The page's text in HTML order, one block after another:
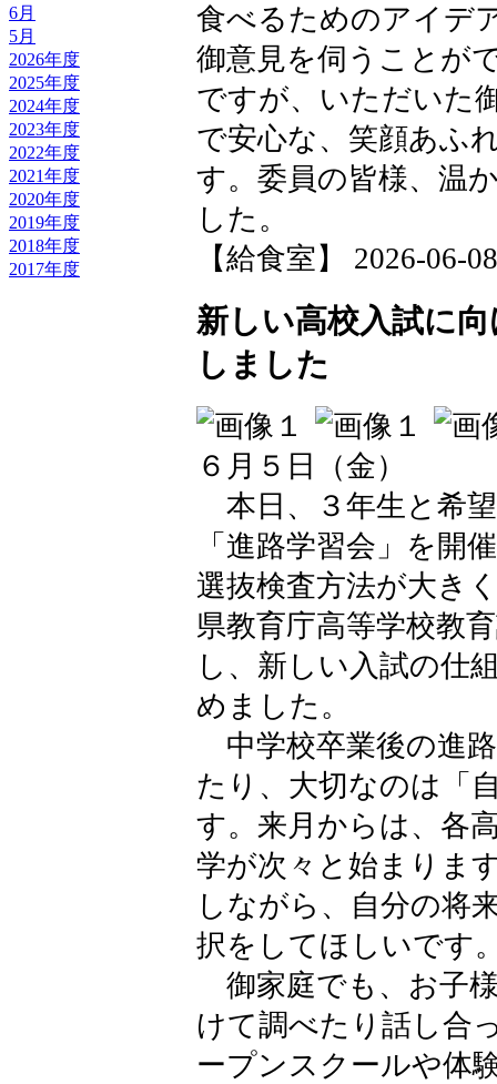
6月
5月
2026年度
2025年度
2024年度
2023年度
2022年度
2021年度
2020年度
2019年度
2018年度
2017年度
食べるためのアイデ
御意見を伺うことが
ですが、いただいた
で安心な、笑顔あふ
す。委員の皆様、温
した。
【給食室】 2026-06-
新しい高校入試に
しました
６月５日（金）
本日、３年生と希
「進路学習会」を開
選抜検査方法が大き
県教育庁高等学校教
し、新しい入試の仕
めました。
中学校卒業後の進
たり、大切なのは「
す。来月からは、各
学が次々と始まりま
しながら、自分の将
択をしてほしいです
御家庭でも、お子
けて調べたり話し合
ープンスクールや体